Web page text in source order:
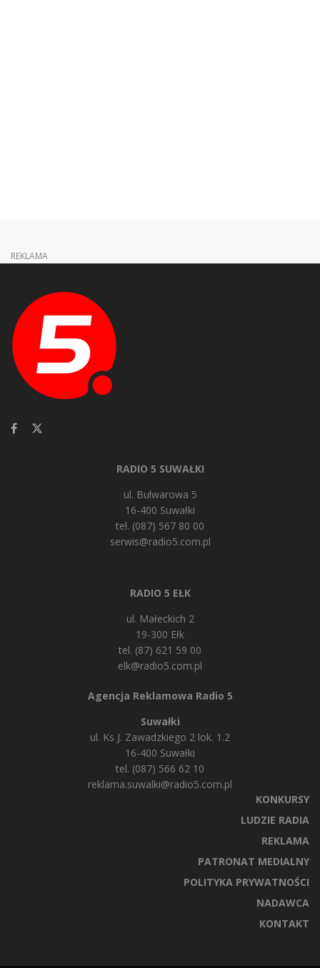
REKLAMA
RADIO 5 SUWAŁKI
ul. Bulwarowa 5
16-400 Suwałki
tel. (087) 567 80 00
serwis@radio5.com.pl
RADIO 5 EŁK
ul. Małeckich 2
19-300 Ełk
tel. (87) 621 59 00
elk@radio5.com.pl
Agencja Reklamowa Radio 5
Suwałki
ul. Ks J. Zawadzkiego 2 lok. 1.2
16-400 Suwałki
tel. (087) 566 62 10
reklama.suwalki@radio5.com.pl
KONKURSY
LUDZIE RADIA
REKLAMA
PATRONAT MEDIALNY
POLITYKA PRYWATNOŚCI
NADAWCA
KONTAKT